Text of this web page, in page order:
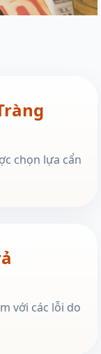
chọn lựa cẩn
với các lỗi do